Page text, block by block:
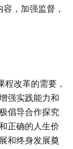
，加强监督，
程改革的需要，
强实践能力和
倡导合作探究
正确的人生价
和终身发展奠